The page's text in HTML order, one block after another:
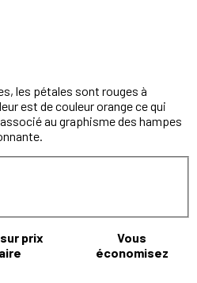
les pétales sont rouges à
est de couleur orange ce qui
au graphisme des hampes
prix
Vous
économisez